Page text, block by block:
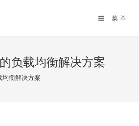
菜单
负载均衡解决方案
均衡解决方案